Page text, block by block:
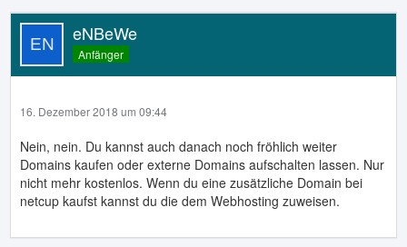
eNBeWe
Anfänger
16. Dezember 2018 um 09:44
Nein, nein. Du kannst auch danach noch fröhlich weiter
Domains kaufen oder externe Domains aufschalten lassen. Nur
nicht mehr kostenlos. Wenn du eine zusätzliche Domain bei
netcup kaufst kannst du die dem Webhosting zuweisen.